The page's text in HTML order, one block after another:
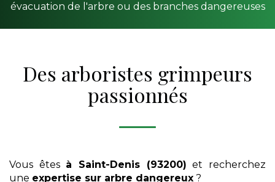
évacuation de l'arbre ou des branches dangereuses
Des arboristes grimpeurs
passionnés
Vous êtes à Saint-Denis (93200) et recherchez
une expertise sur arbre dangereux ?